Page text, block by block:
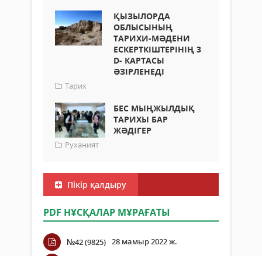
ҚЫЗЫЛОРДА
ОБЛЫСЫНЫҢ
ТАРИХИ-МӘДЕНИ
ЕСКЕРТКІШТЕРІНІҢ 3
D- КАРТАСЫ
ӘЗІРЛЕНЕДІ
Тарих
БЕС МЫҢЖЫЛДЫҚ
ТАРИХЫ БАР
ЖӘДІГЕР
Руханият
Пікір қалдыру
PDF НҰСҚАЛАР МҰРАҒАТЫ
№42 (9825) 28 мамыр 2022 ж.